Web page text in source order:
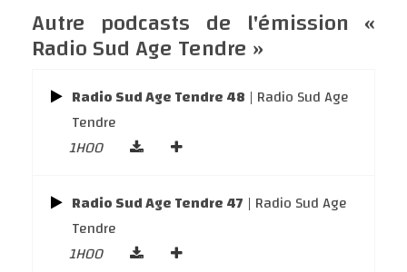
Autre podcasts de l'émission «
Radio Sud Age Tendre »
Radio Sud Age Tendre 48 | Radio Sud Age
Tendre
1H00
Radio Sud Age Tendre 47 | Radio Sud Age
Tendre
1H00